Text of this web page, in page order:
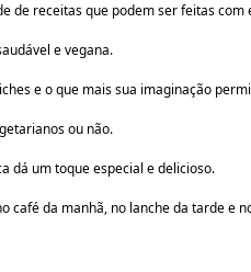
de receitas que podem ser feitas com
e vegana.
e o que mais sua imaginação
ou não.
dá um toque especial e delicioso.
da manhã, no lanche da tarde e